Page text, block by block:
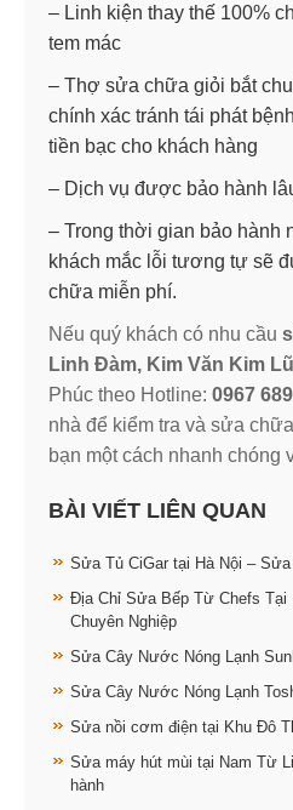
– Linh kiện thay thế 100%
tem mác
– Thợ sửa chữa giỏi bắt
chính xác tránh tái phát
tiền bạc cho khách hàng
– Dịch vụ được bảo hành
– Trong thời gian bảo hành
khách mắc lỗi tương tự sẽ
chữa miễn phí.
Nếu quý khách có nhu cầu
Linh Đàm, Kim Văn Kim Lũ
Phúc theo Hotline: 0967
nhà để kiểm tra và sửa
bạn một cách nhanh chóng
BÀI VIẾT LIÊN QUAN
Sửa Tủ CiGar tại Hà Nội –
Địa Chỉ Sửa Bếp Từ Chefs Tại
Chuyên Nghiệp
Sửa Cây Nước Nóng Lạnh
Sửa Cây Nước Nóng Lạnh
Sửa nồi cơm điện tại Khu Đô
Sửa máy hút mùi tại Nam Từ
hành